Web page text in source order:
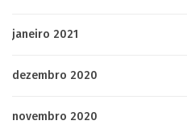
janeiro 2021
dezembro 2020
novembro 2020